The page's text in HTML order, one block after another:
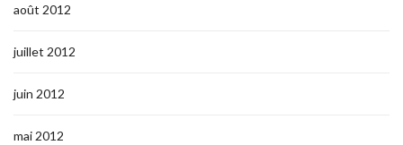
août 2012
juillet 2012
juin 2012
mai 2012